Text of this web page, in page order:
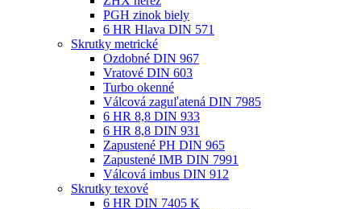
PGH zinok biely
6 HR Hlava DIN 571
Skrutky metrické
Ozdobné DIN 967
Vratové DIN 603
Turbo okenné
Válcová zaguľatená DIN 7985
6 HR 8,8 DIN 933
6 HR 8,8 DIN 931
Zapustené PH DIN 965
Zapustené IMB DIN 7991
Válcová imbus DIN 912
Skrutky texové
6 HR DIN 7405 K